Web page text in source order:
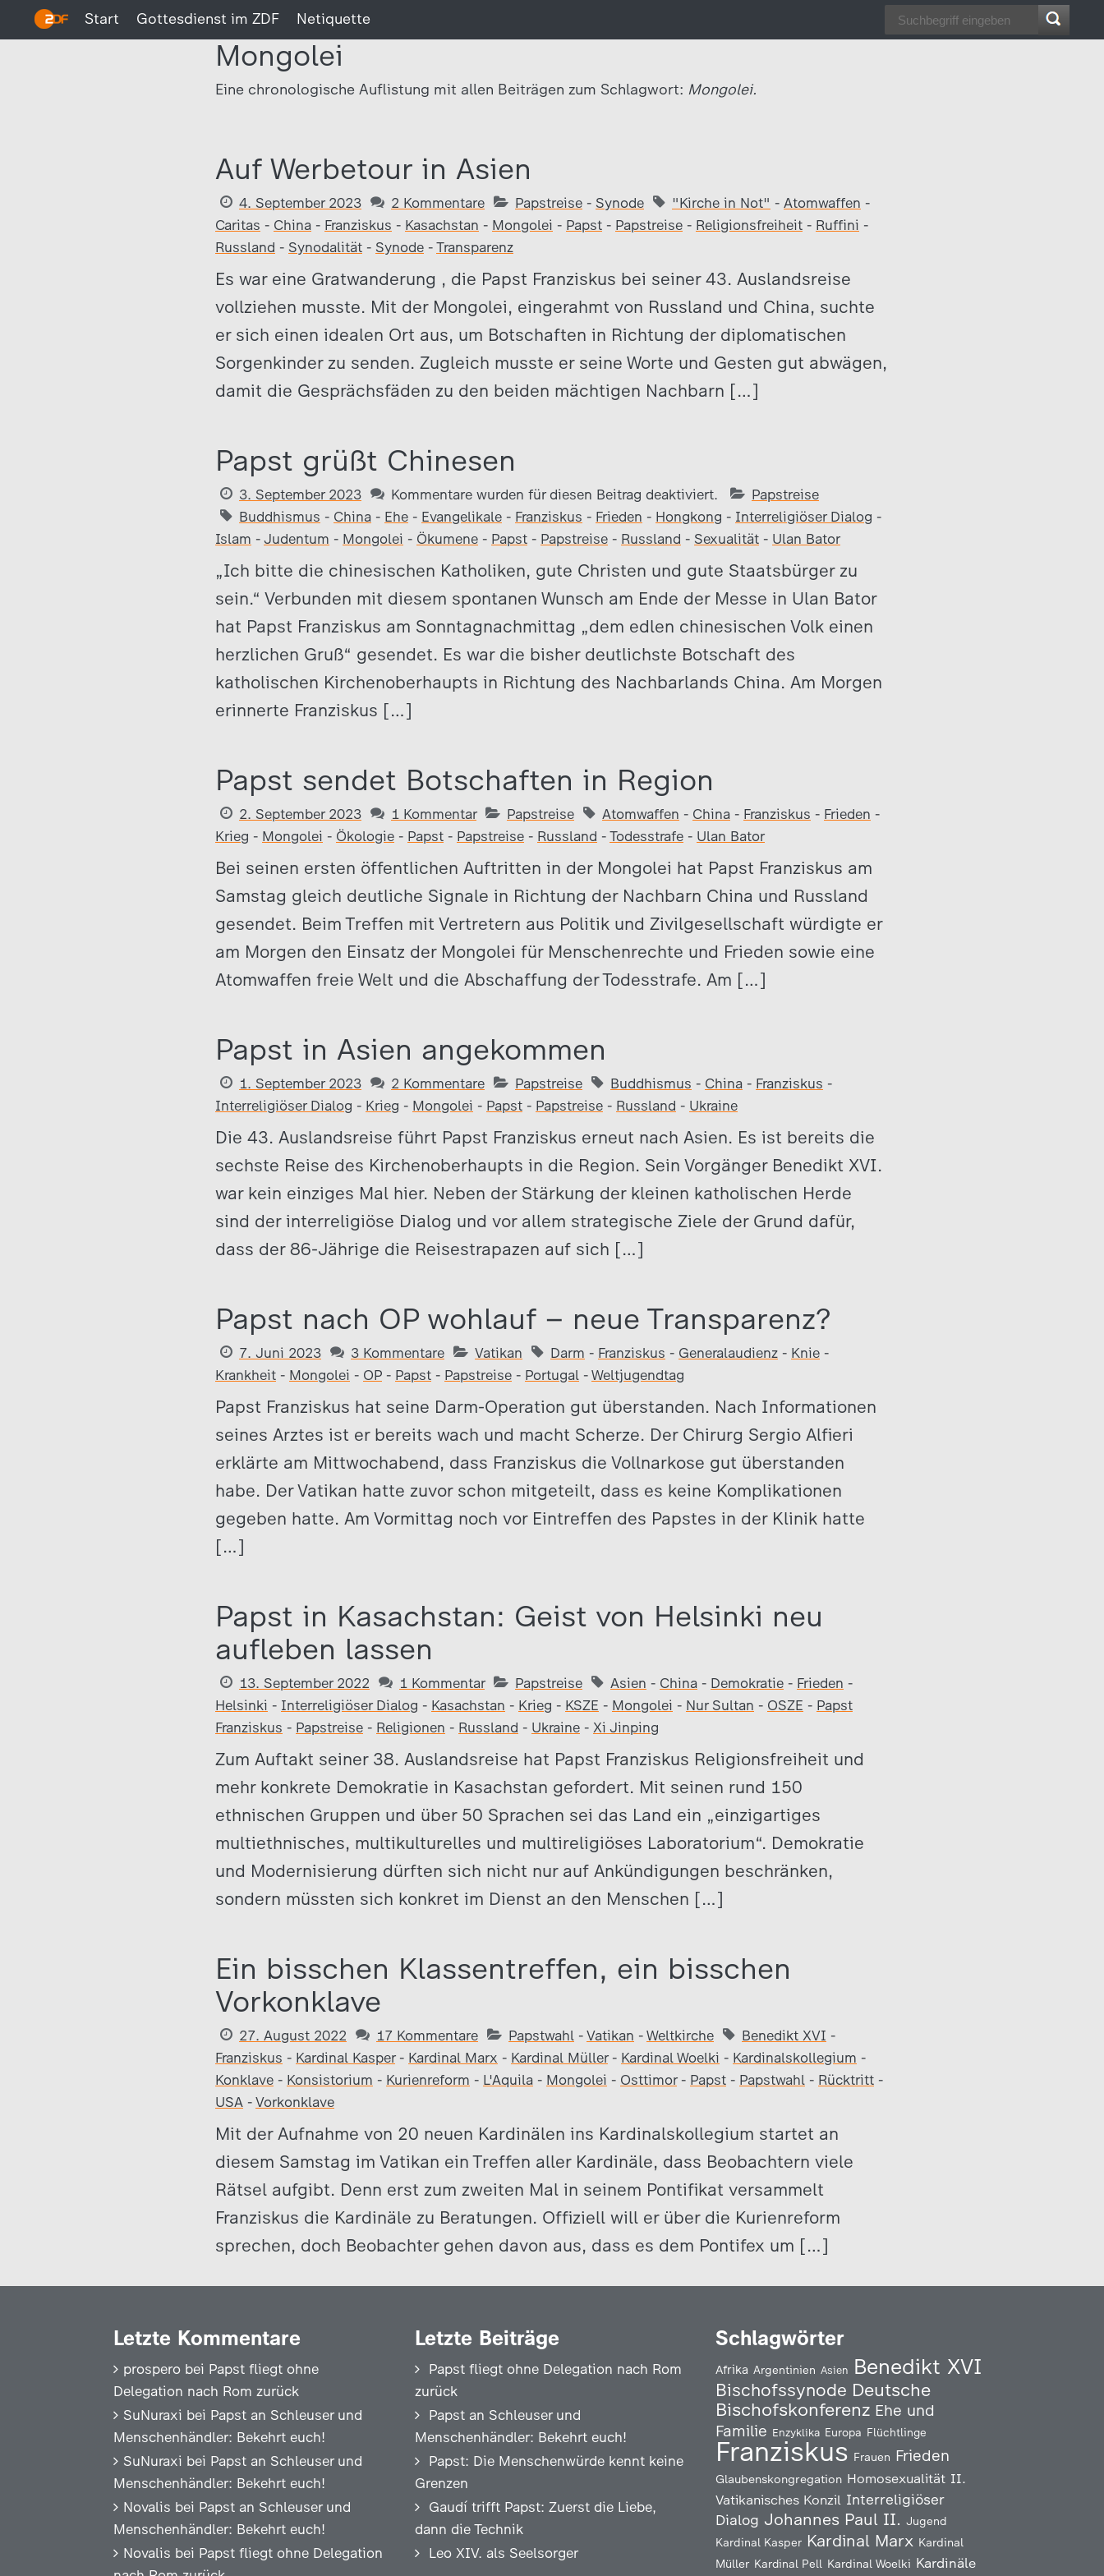
Start Gottesdienst im ZDF Netiquette
Mongolei
Eine chronologische Auflistung mit allen Beiträgen zum Schlagwort: Mongolei.
Auf Werbetour in Asien
4. September 2023 2 Kommentare Papstreise - Synode "Kirche in Not" - Atomwaffen -
Caritas - China - Franziskus - Kasachstan - Mongolei - Papst - Papstreise - Religionsfreiheit - Ruffini -
Russland - Synodalität - Synode - Transparenz
Es war eine Gratwanderung , die Papst Franziskus bei seiner 43. Auslandsreise
vollziehen musste. Mit der Mongolei, eingerahmt von Russland und China, suchte
er sich einen idealen Ort aus, um Botschaften in Richtung der diplomatischen
Sorgenkinder zu senden. Zugleich musste er seine Worte und Gesten gut abwägen,
damit die Gesprächsfäden zu den beiden mächtigen Nachbarn […]
Papst grüßt Chinesen
3. September 2023 Kommentare wurden für diesen Beitrag deaktiviert.
Papstreise
Buddhismus - China - Ehe - Evangelikale - Franziskus - Frieden - Hongkong - Interreligiöser Dialog -
Islam - Judentum - Mongolei - Ökumene - Papst - Papstreise - Russland - Sexualität - Ulan Bator
„Ich bitte die chinesischen Katholiken, gute Christen und gute Staatsbürger zu
sein.“ Verbunden mit diesem spontanen Wunsch am Ende der Messe in Ulan Bator
hat Papst Franziskus am Sonntagnachmittag „dem edlen chinesischen Volk einen
herzlichen Gruß“ gesendet. Es war die bisher deutlichste Botschaft des
katholischen Kirchenoberhaupts in Richtung des Nachbarlands China. Am Morgen
erinnerte Franziskus […]
Papst sendet Botschaften in Region
2. September 2023 1 Kommentar Papstreise Atomwaffen - China - Franziskus - Frieden -
Krieg - Mongolei - Ökologie - Papst - Papstreise - Russland - Todesstrafe - Ulan Bator
Bei seinen ersten öffentlichen Auftritten in der Mongolei hat Papst Franziskus am
Samstag gleich deutliche Signale in Richtung der Nachbarn China und Russland
gesendet. Beim Treffen mit Vertretern aus Politik und Zivilgesellschaft würdigte er
am Morgen den Einsatz der Mongolei für Menschenrechte und Frieden sowie eine
Atomwaffen freie Welt und die Abschaffung der Todesstrafe. Am […]
Papst in Asien angekommen
1. September 2023 2 Kommentare Papstreise Buddhismus - China - Franziskus -
Interreligiöser Dialog - Krieg - Mongolei - Papst - Papstreise - Russland - Ukraine
Die 43. Auslandsreise führt Papst Franziskus erneut nach Asien. Es ist bereits die
sechste Reise des Kirchenoberhaupts in die Region. Sein Vorgänger Benedikt XVI.
war kein einziges Mal hier. Neben der Stärkung der kleinen katholischen Herde
sind der interreligiöse Dialog und vor allem strategische Ziele der Grund dafür,
dass der 86-Jährige die Reisestrapazen auf sich […]
Papst nach OP wohlauf – neue Transparenz?
7. Juni 2023 3 Kommentare Vatikan Darm - Franziskus - Generalaudienz - Knie -
Krankheit - Mongolei - OP - Papst - Papstreise - Portugal - Weltjugendtag
Papst Franziskus hat seine Darm-Operation gut überstanden. Nach Informationen
seines Arztes ist er bereits wach und macht Scherze. Der Chirurg Sergio Alfieri
erklärte am Mittwochabend, dass Franziskus die Vollnarkose gut überstanden
habe. Der Vatikan hatte zuvor schon mitgeteilt, dass es keine Komplikationen
gegeben hatte. Am Vormittag noch vor Eintreffen des Papstes in der Klinik hatte
[…]
Papst in Kasachstan: Geist von Helsinki neu
aufleben lassen
13. September 2022 1 Kommentar Papstreise Asien - China - Demokratie - Frieden -
Helsinki - Interreligiöser Dialog - Kasachstan - Krieg - KSZE - Mongolei - Nur Sultan - OSZE - Papst
Franziskus - Papstreise - Religionen - Russland - Ukraine - Xi Jinping
Zum Auftakt seiner 38. Auslandsreise hat Papst Franziskus Religionsfreiheit und
mehr konkrete Demokratie in Kasachstan gefordert. Mit seinen rund 150
ethnischen Gruppen und über 50 Sprachen sei das Land ein „einzigartiges
multiethnisches, multikulturelles und multireligiöses Laboratorium“. Demokratie
und Modernisierung dürften sich nicht nur auf Ankündigungen beschränken,
sondern müssten sich konkret im Dienst an den Menschen […]
Ein bisschen Klassentreffen, ein bisschen
Vorkonklave
27. August 2022 17 Kommentare Papstwahl - Vatikan - Weltkirche Benedikt XVI -
Franziskus - Kardinal Kasper- Kardinal Marx - Kardinal Müller- Kardinal Woelki - Kardinalskollegium -
Konklave - Konsistorium - Kurienreform - L'Aquila - Mongolei - Osttimor- Papst - Papstwahl - Rücktritt -
USA - Vorkonklave
Mit der Aufnahme von 20 neuen Kardinälen ins Kardinalskollegium startet an
diesem Samstag im Vatikan ein Treffen aller Kardinäle, dass Beobachtern viele
Rätsel aufgibt. Denn erst zum zweiten Mal in seinem Pontifikat versammelt
Franziskus die Kardinäle zu Beratungen. Offiziell will er über die Kurienreform
sprechen, doch Beobachter gehen davon aus, dass es dem Pontifex um […]
Letzte Kommentare
prospero bei Papst fliegt ohne
Delegation nach Rom zurück
SuNuraxi bei Papst an Schleuser und
Menschenhändler: Bekehrt euch!
SuNuraxi bei Papst an Schleuser und
Menschenhändler: Bekehrt euch!
Novalis bei Papst an Schleuser und
Menschenhändler: Bekehrt euch!
Novalis bei Papst fliegt ohne Delegation
Letzte Beiträge
Papst fliegt ohne Delegation nach Rom
zurück
Papst an Schleuser und
Menschenhändler: Bekehrt euch!
Papst: Die Menschenwürde kennt keine
Grenzen
Gaudí trifft Papst: Zuerst die Liebe,
dann die Technik
Leo XIV. als Seelsorger
Schlagwörter
Afrika Argentinien Asien Benedikt XVI
Bischofssynode Deutsche
Bischofskonferenz Ehe und
Familie Enzyklika Europa Flüchtlinge
Franziskus Frauen Frieden
Glaubenskongregation Homosexualität II.
Vatikanisches Konzil Interreligiöser
Dialog Johannes Paul II. Jugend
Kardinal Kasper Kardinal Marx Kardinal
Müller Kardinal Pell Kardinal Woelki Kardinäle